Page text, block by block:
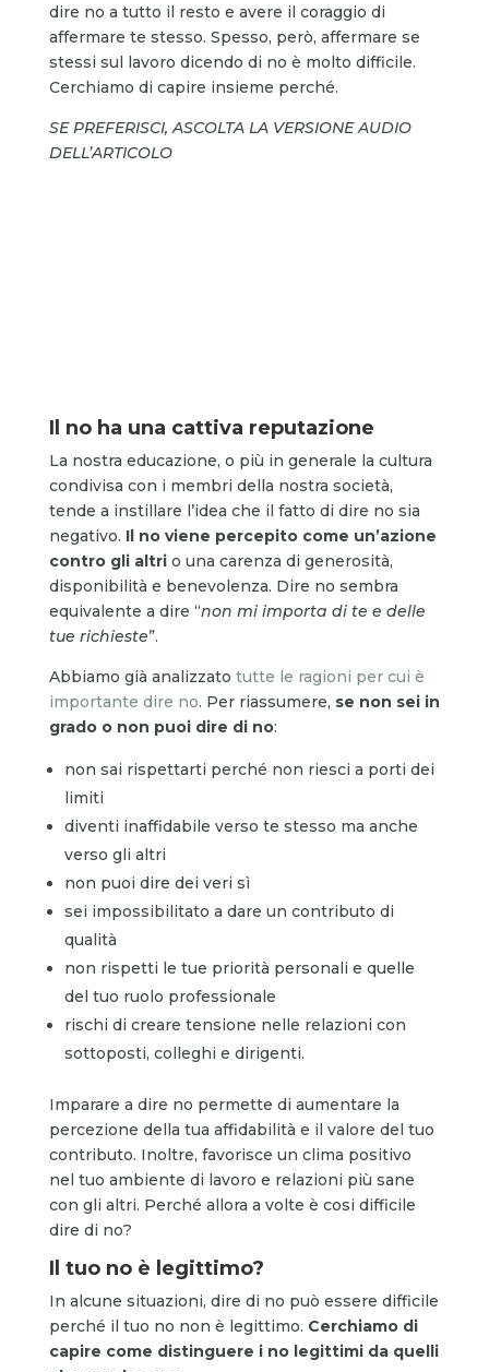
dire no a tutto il resto e avere il coraggio di
affermare te stesso. Spesso, però, affermare se
stessi sul lavoro dicendo di no è molto difficile.
Cerchiamo di capire insieme perché.
SE PREFERISCI, ASCOLTA LA VERSIONE AUDIO
DELL’ARTICOLO
Il no ha una cattiva reputazione
La nostra educazione, o più in generale la cultura
condivisa con i membri della nostra società,
tende a instillare l’idea che il fatto di dire no sia
negativo. Il no viene percepito come un’azione
contro gli altri o una carenza di generosità,
disponibilità e benevolenza. Dire no sembra
equivalente a dire “non mi importa di te e delle
tue richieste”.
Abbiamo già analizzato tutte le ragioni per cui è
importante dire no. Per riassumere, se non sei in
grado o non puoi dire di no:
non sai rispettarti perché non riesci a porti dei
limiti
diventi inaffidabile verso te stesso ma anche
verso gli altri
non puoi dire dei veri sì
sei impossibilitato a dare un contributo di
qualità
non rispetti le tue priorità personali e quelle
del tuo ruolo professionale
rischi di creare tensione nelle relazioni con
sottoposti, colleghi e dirigenti.
Imparare a dire no permette di aumentare la
percezione della tua affidabilità e il valore del tuo
contributo. Inoltre, favorisce un clima positivo
nel tuo ambiente di lavoro e relazioni più sane
con gli altri. Perché allora a volte è cosi difficile
dire di no?
Il tuo no è legittimo?
In alcune situazioni, dire di no può essere difficile
perché il tuo no non è legittimo. Cerchiamo di
capire come distinguere i no legittimi da quelli